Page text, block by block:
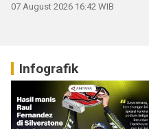
07 August 2026 16:42 WIB
Infografik